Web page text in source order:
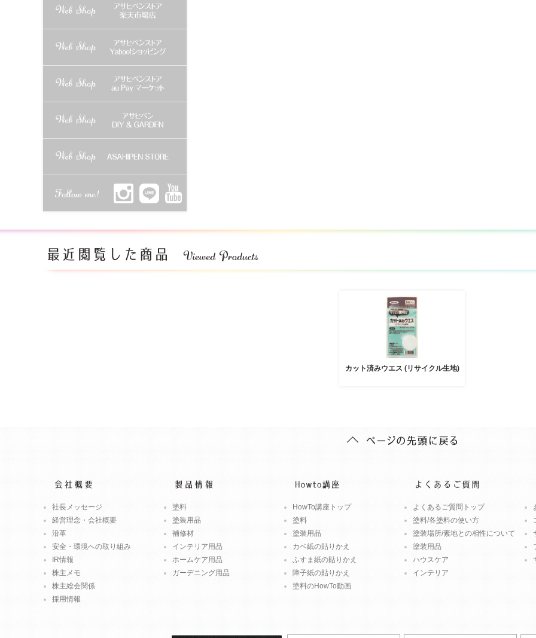
カット済みウエス (リサイクル生地)
社長メッセージ
経営理念・会社概要
沿革
安全・環境への取り組み
IR情報
株主メモ
株主総会関係
採用情報
塗料
塗装用品
補修材
インテリア用品
ホームケア用品
ガーデニング用品
HowTo講座トップ
塗料
塗装用品
カベ紙の貼りかえ
ふすま紙の貼りかえ
障子紙の貼りかえ
塗料のHowTo動画
よくあるご質問トップ
塗料/各塗料の使い方
塗装場所/素地との相性について
塗装用品
ハウスケア
インテリア